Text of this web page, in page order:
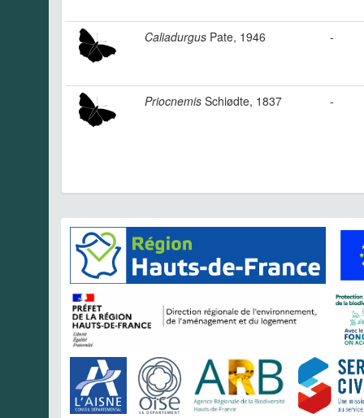
Caliadurgus Pate, 1946 -
Priocnemis Schiødte, 1837 -